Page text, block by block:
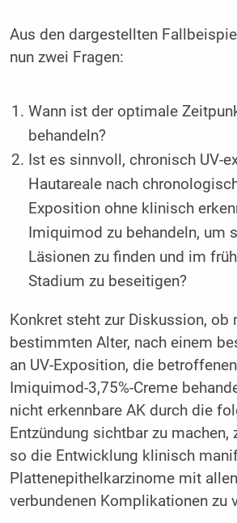
Aus den dargestellten
nun zwei Fragen:
Wann ist der optimale
behandeln?
Ist es sinnvoll, chronisch UV-
Hautareale nach
Exposition ohne klinisch
Imiquimod zu behandeln, um
Läsionen zu finden und im
Stadium zu beseitigen?
Konkret steht zur Diskussion, ob
bestimmten Alter, nach einem
an UV-Exposition, die
Imiquimod-3,75%-Creme
nicht erkennbare AK durch die
Entzündung sichtbar zu machen,
so die Entwicklung klinisch
Plattenepithelkarzinome mit
verbundenen Komplikationen zu